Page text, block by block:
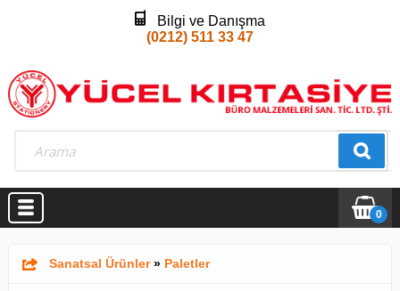
Bilgi ve Danışma
(0212) 511 33 47
0
Sanatsal Ürünler» Paletler